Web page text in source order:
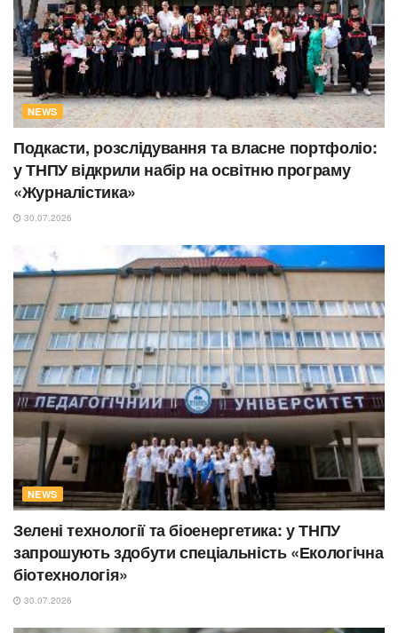
NEWS
Подкасти, розслідування та власне портфоліо:
у ТНПУ відкрили набір на освітню програму
«Журналістика»
30.07.2026
NEWS
Зелені технології та біоенергетика: у ТНПУ
запрошують здобути спеціальність «Екологічна
біотехнологія»
30.07.2026